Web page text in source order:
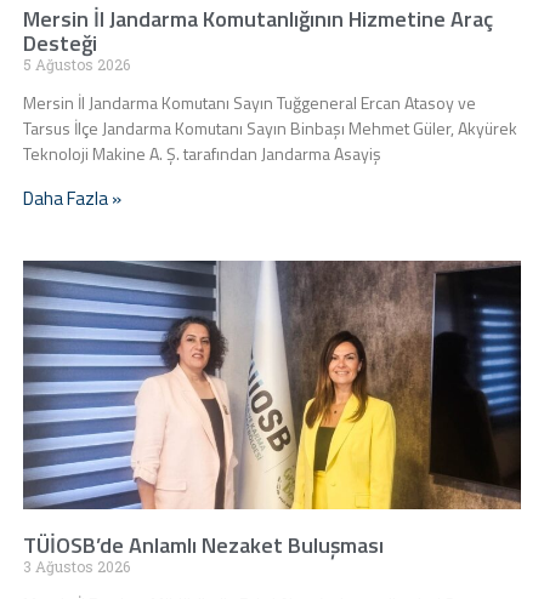
Mersin İl Jandarma Komutanlığının Hizmetine Araç
Desteği
5 Ağustos 2026
Mersin İl Jandarma Komutanı Sayın Tuğgeneral Ercan Atasoy ve
Tarsus İlçe Jandarma Komutanı Sayın Binbaşı Mehmet Güler, Akyürek
Teknoloji Makine A. Ş. tarafından Jandarma Asayiş
Daha Fazla »
TÜİOSB’de Anlamlı Nezaket Buluşması
3 Ağustos 2026